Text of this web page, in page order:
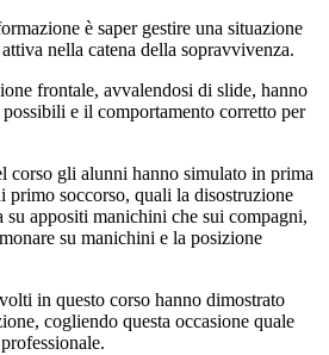
è saper gestire una situazione
nella catena della sopravvivenza.
frontale, avvalendosi di slide, hanno
e il comportamento corretto per
corso gli alunni hanno simulato in prima
primo soccorso, quali la disostruzione
su appositi manichini che sui compagni,
su manichini e la posizione
in questo corso hanno dimostrato
cogliendo questa occasione quale